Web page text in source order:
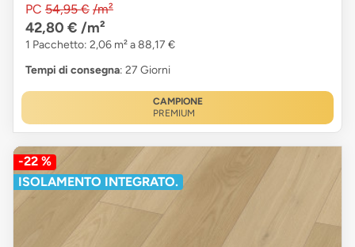
PC 54,95 € /m²
42,80 € /m²
1 Pacchetto: 2,06 m² a 88,17 €
Tempi di consegna: 27 Giorni
CAMPIONE
PREMIUM
-22 %
ISOLAMENTO INTEGRATO.